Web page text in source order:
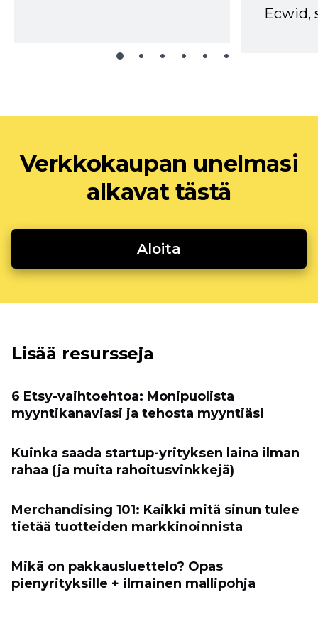
Ecwid,
Verkkokaupan unelmasi
alkavat tästä
Aloita
Lisää resursseja
6 Etsy-vaihtoehtoa: Monipuolista
myyntikanaviasi ja tehosta myyntiäsi
Kuinka saada startup-yrityksen laina ilman
rahaa (ja muita rahoitusvinkkejä)
Merchandising 101: Kaikki mitä sinun tulee
tietää tuotteiden markkinoinnista
Mikä on pakkausluettelo? Opas
pienyrityksille + ilmainen mallipohja